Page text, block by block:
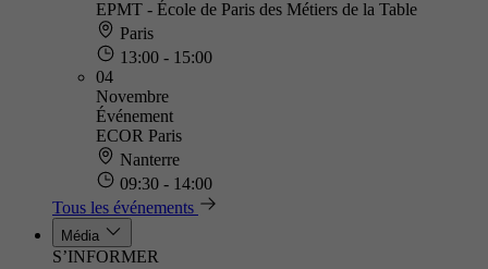
EPMT - École de Paris des Métiers de la Table
Paris
13:00 - 15:00
04
Novembre
Événement
ECOR Paris
Nanterre
09:30 - 14:00
Tous les événements
Média
S’INFORMER